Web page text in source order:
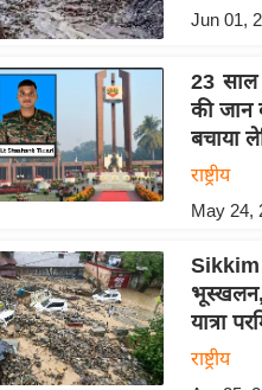
Jun 01,
23
की जान
बचाया
राष्ट्रीय
May 24,
भूस्खलन,
यात्रा
राष्ट्रीय